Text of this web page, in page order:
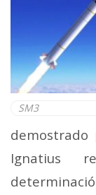
SM3
demostrado
Ignatius